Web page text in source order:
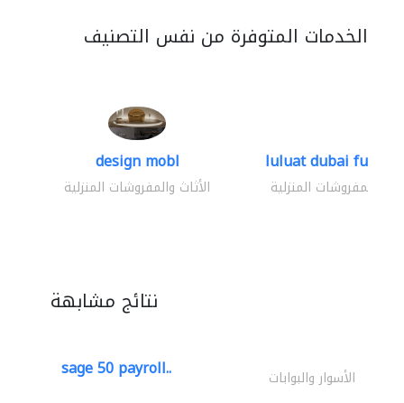
الخدمات المتوفرة من نفس التصنيف
design mobl
الأثاث والمفروشات المنزلية
luluat dubai
والمفروشات المنزلية
نتائج مشابهة
sage 50 payroll.. الأسوار والبوابات